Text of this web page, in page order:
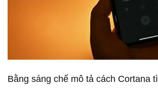
Bằng sáng chế mô tả cách Cortana